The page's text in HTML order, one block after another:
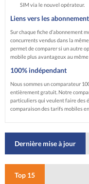
SIM via le nouvel opérateur.
Liens vers les
Sur chaque fiche d’abonnement
concurrents vendus dans la
permet de comparer si un autre
mobile plus avantageux au
100% indépendant
Nous sommes un comparateur
entièrement gratuit. Notre
particuliers qui veulent faire des
comparaison des tarifs mobiles
Dernière mise à jour
Top 15